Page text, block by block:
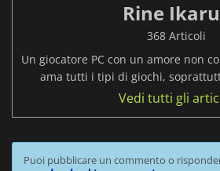
Rine
368 Articoli
Un giocatore PC con un amore non
ama tutti i tipi di giochi,
Vedi tutti gli
Puoi pubblicare un commento o